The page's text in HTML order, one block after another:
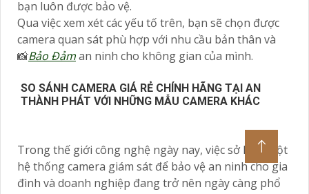
bạn luôn được bảo vệ.
Qua việc xem xét các yếu tố trên, bạn sẽ chọn được
camera quan sát phù hợp với nhu cầu bản thân và
📸Bảo Đảman ninh cho không gian của mình.
SO SÁNH CAMERA GIÁ RẺ CHÍNH HÃNG TẠI AN
THÀNH PHÁT VỚI NHỮNG MẪU CAMERA KHÁC
Trong thế giới công nghệ ngày nay, việc sở hữu một
hệ thống camera giám sát để bảo vệ an ninh cho gia
đình và doanh nghiệp đang trở nên ngày càng phổ